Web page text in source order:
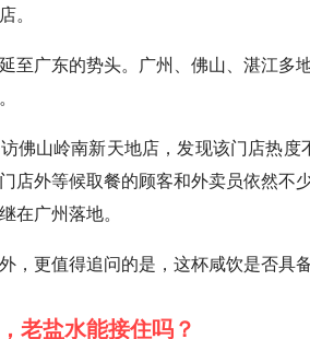
。
至广东的势头。广州、佛山、湛江多
佛山岭南新天地店，发现该门店热
店外等候取餐的顾客和外卖员依然不
在广州落地。
，更值得追问的是，这杯咸饮是否具
老盐水能接住吗？